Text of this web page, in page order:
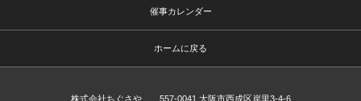
催事カレンダー
ホームに戻る
株式会社ちぐさや 557-0041 大阪市西成区岸里3-4-6